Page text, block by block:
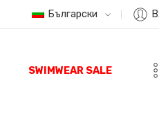
Български
SWIMWEAR SALE